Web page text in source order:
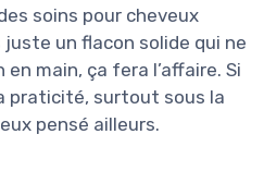
soins pour cheveux
un flacon solide qui ne
main, ça fera l’affaire. Si
praticité, surtout sous la
pensé ailleurs.